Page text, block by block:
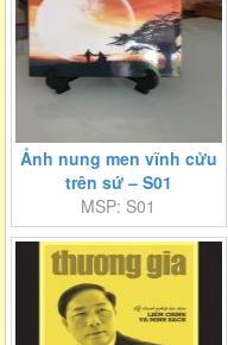
Ảnh nung men vĩnh cửu
trên sứ – S01
MSP: S01